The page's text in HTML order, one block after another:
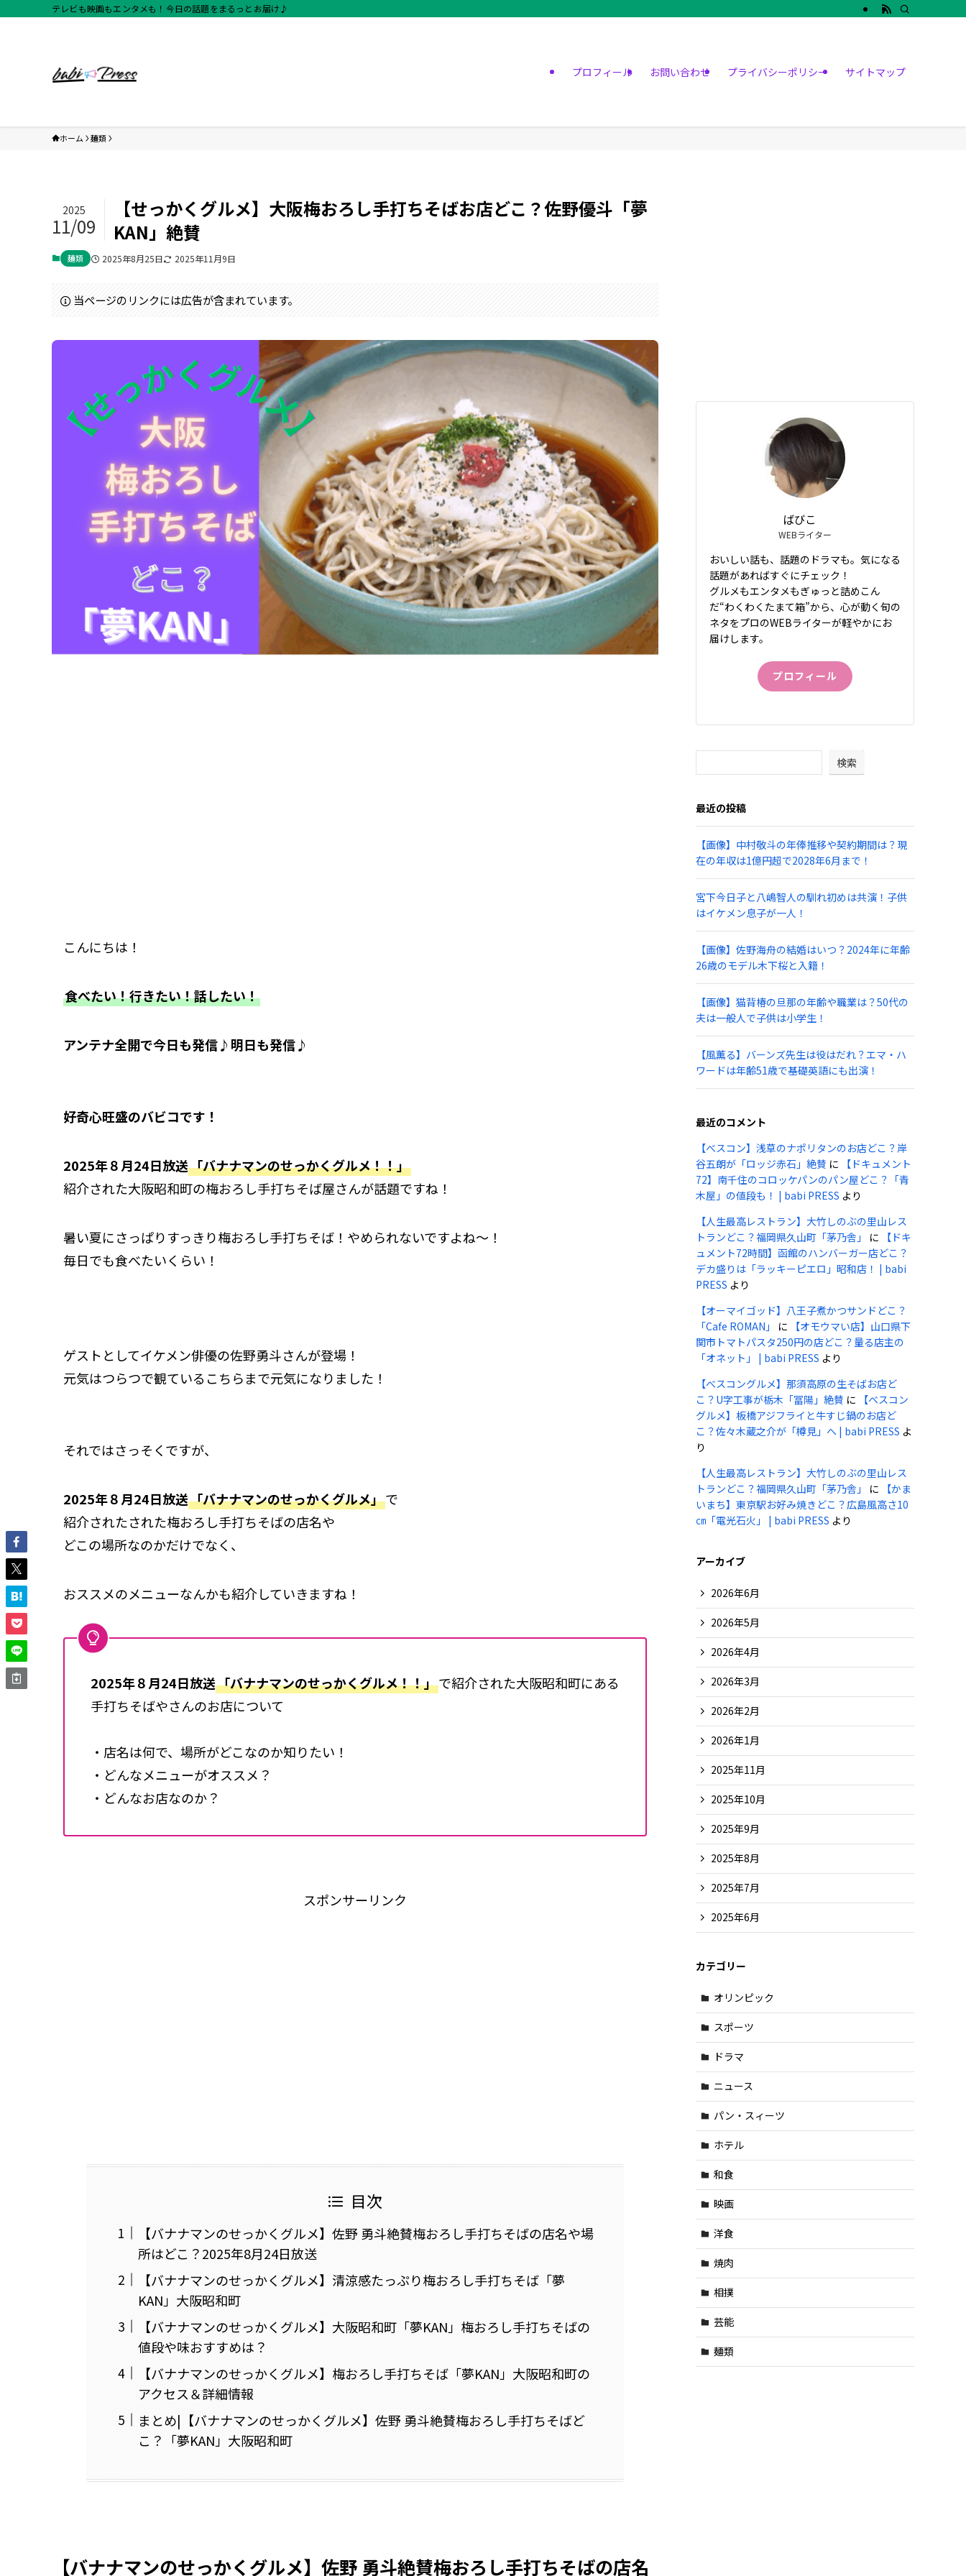
テレビも映画もエンタメも！今日の話題をまるっとお届け♪
プロフィール お問い合わせ プライバシーポリシー サイトマップ
ホーム 麺類
【せっかくグルメ】大阪梅おろし手打ちそばお店どこ？佐野優斗「夢
KAN」絶賛
2025
11/09
麺類 2025年8月25日 2025年11月9日
当ページのリンクには広告が含まれています。
こんにちは！
食べたい！行きたい！話したい！
アンテナ全開で今日も発信♪明日も発信♪
好奇心旺盛のバビコです！
2025年８月24日放送「バナナマンのせっかくグルメ！！」
紹介された大阪昭和町の梅おろし手打ちそば屋さんが話題ですね！
暑い夏にさっぱりすっきり梅おろし手打ちそば！やめられないですよね～！
毎日でも食べたいくらい！
ゲストとしてイケメン俳優の佐野勇斗さんが登場！
元気はつらつで観ているこちらまで元気になりました！
それではさっそくですが、
2025年８月24日放送「バナナマンのせっかくグルメ」で
紹介されたされた梅おろし手打ちそばの店名や
どこの場所なのかだけでなく、
おススメのメニューなんかも紹介していきますね！
2025年８月24日放送「バナナマンのせっかくグルメ！！」で紹介された大阪昭和町にある
手打ちそばやさんのお店について
・店名は何で、場所がどこなのか知りたい！
・どんなメニューがオススメ？
・どんなお店なのか？
スポンサーリンク
目次
【バナナマンのせっかくグルメ】佐野 勇斗絶賛梅おろし手打ちそばの店名や場
所はどこ？2025年8月24日放送
【バナナマンのせっかくグルメ】清涼感たっぷり梅おろし手打ちそば「夢
KAN」大阪昭和町
【バナナマンのせっかくグルメ】大阪昭和町「夢KAN」梅おろし手打ちそばの
値段や味おすすめは？
【バナナマンのせっかくグルメ】梅おろし手打ちそば「夢KAN」大阪昭和町の
アクセス＆詳細情報
まとめ|【バナナマンのせっかくグルメ】佐野 勇斗絶賛梅おろし手打ちそばど
こ？「夢KAN」大阪昭和町
【バナナマンのせっかくグルメ】佐野 勇斗絶賛梅おろし手打ちそばの店名
ばびこ
WEBライター
おいしい話も、話題のドラマも。気になる
話題があればすぐにチェック！
グルメもエンタメもぎゅっと詰めこん
だ“わくわくたまて箱”から、心が動く旬の
ネタをプロのWEBライターが軽やかにお
届けします。
プロフィール
検索
最近の投稿
【画像】中村敬斗の年俸推移や契約期間は？現
在の年収は1億円超で2028年6月まで！
宮下今日子と八嶋智人の馴れ初めは共演！子供
はイケメン息子が一人！
【画像】佐野海舟の結婚はいつ？2024年に年齢
26歳のモデル木下桜と入籍！
【画像】猫背椿の旦那の年齢や職業は？50代の
夫は一般人で子供は小学生！
【風薫る】バーンズ先生は役はだれ？エマ・ハ
ワードは年齢51歳で基礎英語にも出演！
最近のコメント
【べスコン】浅草のナポリタンのお店どこ？岸
谷五朗が「ロッジ赤石」絶賛 に
【ドキュメント
72】南千住のコロッケパンのパン屋どこ？「青
木屋」の値段も！ | babi PRESS より
【人生最高レストラン】大竹しのぶの里山レス
トランどこ？福岡県久山町「茅乃舎」
に
【ドキ
ュメント72時間】函館のハンバーガー店どこ？
デカ盛りは「ラッキーピエロ」昭和店！ | babi
PRESS より
【オーマイゴッド】八王子煮かつサンドどこ？
「Cafe ROMAN」
に
【オモウマい店】山口県下
関市トマトパスタ250円の店どこ？量る店主の
「オネット」 | babi PRESS より
【べスコングルメ】那須高原の生そばお店ど
こ？U字工事が栃木「冨陽」絶賛 に
【ベスコン
グルメ】板橋アジフライと牛すじ鍋のお店ど
こ？佐々木蔵之介が「樽見」へ | babi PRESS よ
り
【人生最高レストラン】大竹しのぶの里山レス
トランどこ？福岡県久山町「茅乃舎」
に
【かま
いまち】東京駅お好み焼きどこ？広島風高さ10
㎝「電光石火」 | babi PRESS より
アーカイブ
2026年6月
2026年5月
2026年4月
2026年3月
2026年2月
2026年1月
2025年11月
2025年10月
2025年9月
2025年8月
2025年7月
2025年6月
カテゴリー
オリンピック
スポーツ
ドラマ
ニュース
パン・スィーツ
ホテル
和食
映画
洋食
焼肉
相撲
芸能
麺類